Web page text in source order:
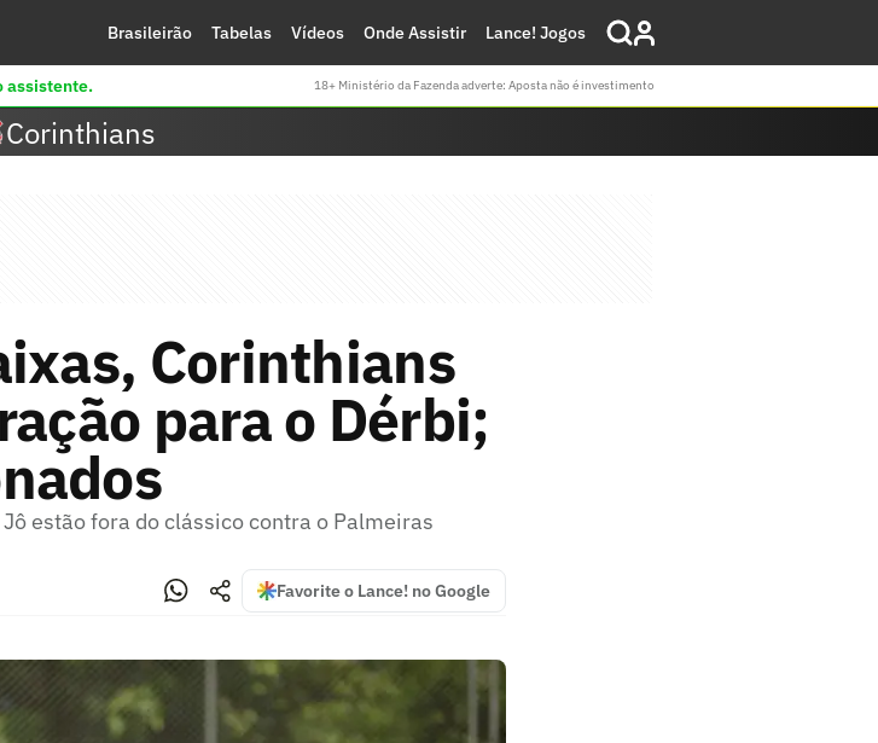
Brasileirão Tabelas Vídeos Onde Assistir Lance! Jogos
assistente. 18+ Ministério da Fazenda adverte: Aposta não é investimento
Corinthians
Corinthians
para o Dérbi;
estão fora do clássico contra o Palmeiras
Favorite o Lance! no Google